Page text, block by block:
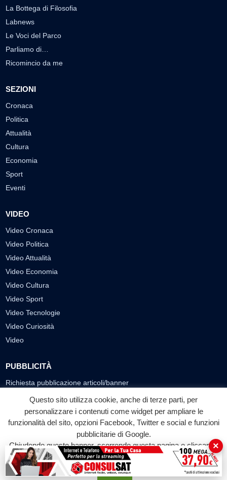
La Bottega di Filosofia
Labnews
Le Voci del Parco
Parliamo di…
Ricomincio da me
SEZIONI
Cronaca
Politica
Attualità
Cultura
Economia
Sport
Eventi
VIDEO
Video Cronaca
Video Politica
Video Attualità
Video Economia
Video Cultura
Video Sport
Video Tecnologie
Video Curiosità
Video
PUBBLICITÀ
Richiesta pubblicazione articoli/banner
SEGUICI SUI SOCIAL
f
Facebook
◎ ▶
YouTube
© 2026 LABTV - Tutti i diritti riservati
Questo sito utilizza cookie, anche di terze parti, per
personalizzare i contenuti come widget per ampliare le
funzionalità del sito, opzioni Facebook, Twitter e social e funzioni
pubblicitarie di Google.
Chiudendo questo banner, scorrendo questa pagina o cliccando
su qualunque suo elemento acconsenti all'uso dei cookie.
Accetta
×